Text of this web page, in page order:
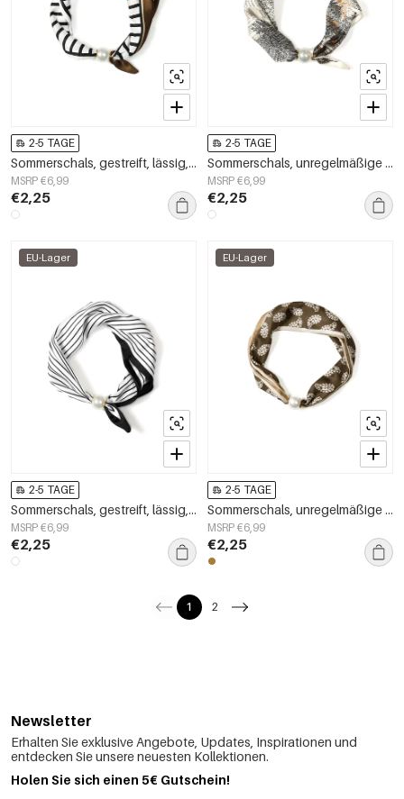
2-5 TAGE
Sommerschals, gestreift, lässig, Polyester, Alltagsaccessoires
MSRP €6,99
€2,25
2-5 TAGE
Sommerschals, unregelmäßige Form, lässig, Polyester, Alltagsaccessoires
MSRP €6,99
€2,25
EU-Lager
2-5 TAGE
Sommerschals, gestreift, lässig, Polyester, Alltagsaccessoires
MSRP €6,99
€2,25
EU-Lager
2-5 TAGE
Sommerschals, unregelmäßige Form, lässig, Polyester, Alltagsaccessoires
MSRP €6,99
€2,25
1 2
Newsletter
Erhalten Sie exklusive Angebote, Updates, Inspirationen und
entdecken Sie unsere neuesten Kollektionen.
Holen Sie sich einen 5€ Gutschein!